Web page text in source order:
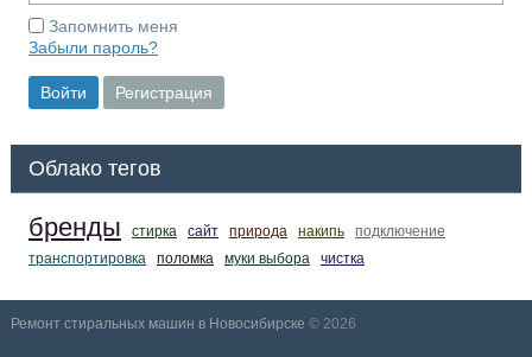
Запомнить меня
Забыли пароль?
Войти Регистрация
Облако тегов
бренды стирка сайт природа накипь
подключение
транспортировка
поломка муки выбора чистка
Ремонт стиральных машин в Новосибирске © 2026